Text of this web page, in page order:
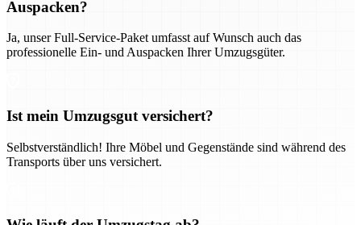
Auspacken?
Ja, unser Full-Service-Paket umfasst auf Wunsch auch das
professionelle Ein- und Auspacken Ihrer Umzugsgüter.
Ist mein Umzugsgut versichert?
Selbstverständlich! Ihre Möbel und Gegenstände sind während des
Transports über uns versichert.